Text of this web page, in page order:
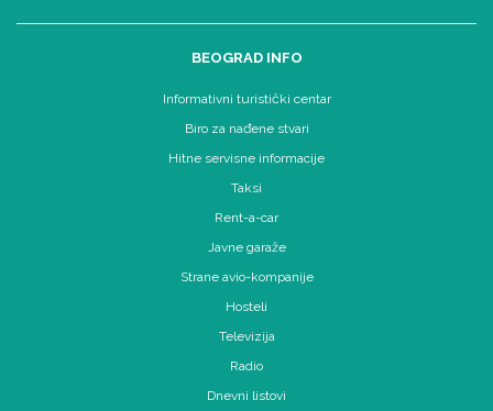
BEOGRAD INFO
Informativni turistički centar
Biro za nađene stvari
Hitne servisne informacije
Taksi
Rent-a-car
Javne garaže
Strane avio-kompanije
Hosteli
Televizija
Radio
Dnevni listovi